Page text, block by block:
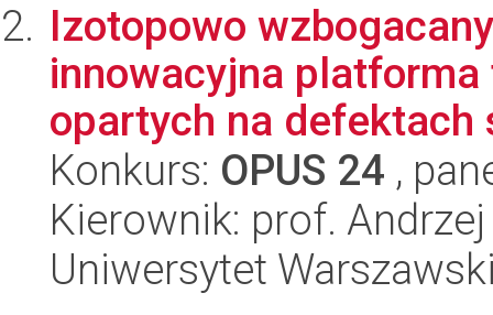
Izotopowo
innowacyjna
opartych na defektach
Konkurs: OPUS 24 ,
Kierownik: prof.
Uniwersytet